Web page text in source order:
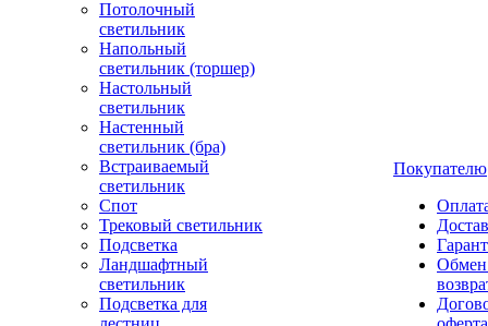
Потолочный
светильник
Напольный
светильник (торшер)
Настольный
светильник
Настенный
светильник (бра)
Встраиваемый
светильник
Спот
Трековый светильник
Подсветка
Ландшафтный
светильник
Подсветка для
Покупателю